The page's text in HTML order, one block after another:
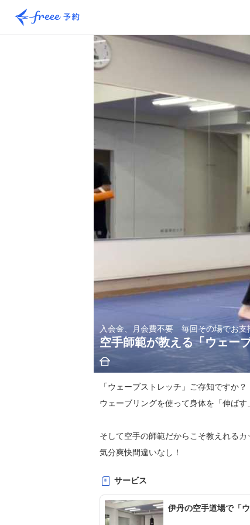
入会金、月会費不要 毎回その場でお支
空手師範が教える「ウェー
「ウェーブストレッチ」ご存知ですか？
ウェーブリングを使って身体を「伸ば
そして空手の師範だからこそ教えれる
気分爽快間違いなし！
毎月第2第4土曜日の朝は伊丹の道場で
みんなで一緒に「ウェーブストレッチ＆
サービス
伊丹の空手道場で「